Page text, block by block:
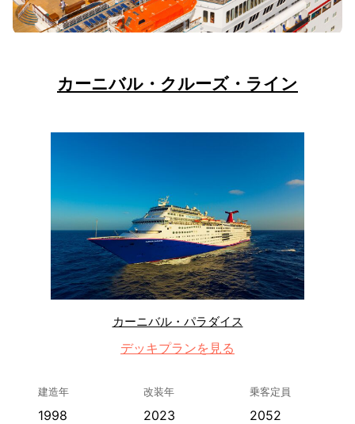
カーニバル・クルーズ・ライン
カーニバル・パラダイス
デッキプランを見る
建造年
1998
改装年
2023
乗客定員
2052